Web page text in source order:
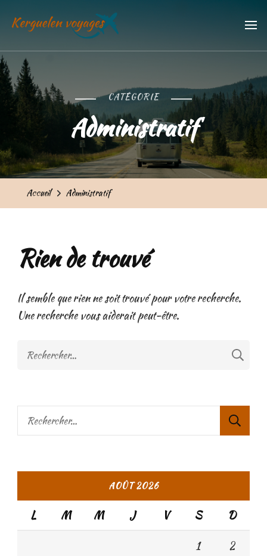
Kerguelen voyages
Trouvez vos meilleures vacances
CATÉGORIE
Administratif
Accueil Administratif
Rien de trouvé
Il semble que rien ne soit trouvé pour votre recherche.
Une recherche vous aiderait peut-être.
Rechercher :
Rechercher :
AOÛT 2026
L M M J V S
D
1
2